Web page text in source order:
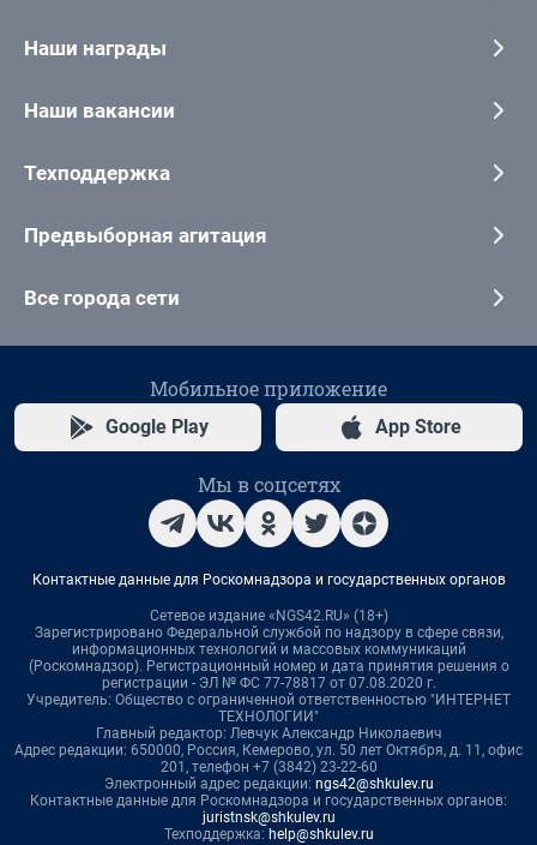
Наши награды
Наши вакансии
Техподдержка
Предвыборная агитация
Все города сети
Мобильное приложение
Google Play App Store
Мы в соцсетях
Контактные данные для Роскомнадзора и государственных органов
Сетевое издание «NGS42.RU» (18+)
Зарегистрировано Федеральной службой по надзору в сфере связи,
информационных технологий и массовых коммуникаций
(Роскомнадзор). Регистрационный номер и дата принятия решения о
регистрации - ЭЛ № ФС 77-78817 от 07.08.2020 г.
Учредитель: Общество с ограниченной ответственностью "ИНТЕРНЕТ
ТЕХНОЛОГИИ"
Главный редактор: Левчук Александр Николаевич
Адрес редакции: 650000, Россия, Кемерово, ул. 50 лет Октября, д. 11, офис
201, телефон +7 (3842) 23-22-60
Электронный адрес редакции: ngs42@shkulev.ru
Контактные данные для Роскомнадзора и государственных органов:
juristnsk@shkulev.ru
Техподдержка: help@shkulev.ru